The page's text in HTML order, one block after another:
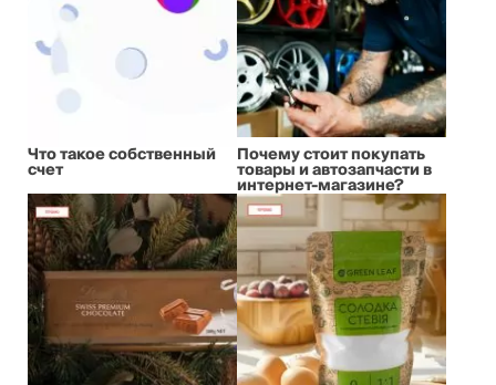
Что такое собственный
счет
Почему стоит покупать
товары и автозапчасти в
интернет-магазине?